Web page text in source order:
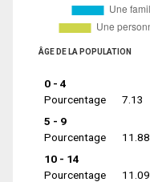
ÂGE DE LA POPULATION
0 - 4
Pourcentage
7.13
5 - 9
Pourcentage
11.88
10 - 14
Pourcentage
11.09